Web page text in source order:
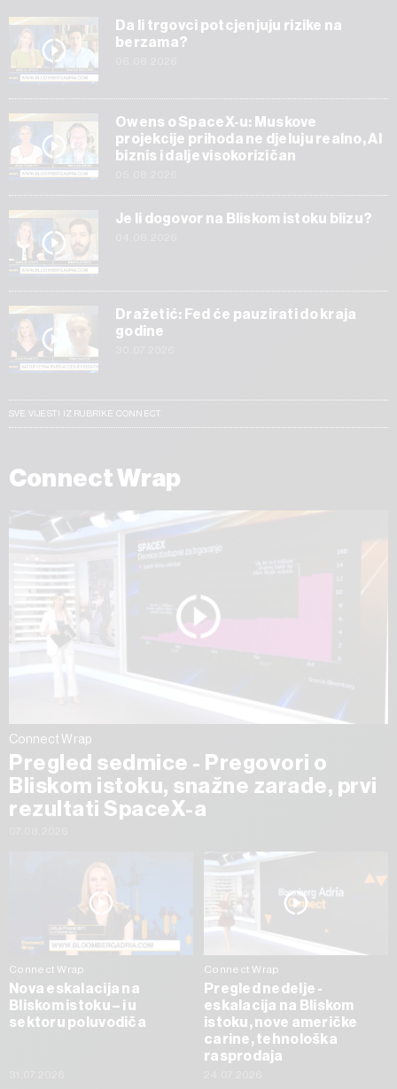
Da li trgovci potcjenjuju rizike na
berzama?
Owens o SpaceX-u: Muskove
projekcije prihoda ne djeluju realno, AI
biznis i dalje visokorizičan
Je li dogovor na Bliskom istoku blizu?
Dražetić: Fed će pauzirati do kraja
godine
SVE VIJESTI IZ RUBRIKE CONNECT
Connect Wrap
Connect Wrap
Pregled sedmice - Pregovori o
Bliskom istoku, snažne zarade, prvi
rezultati SpaceX-a
Connect Wrap
Nova eskalacija na
Bliskom istoku – i u
sektoru poluvodiča
Connect Wrap
Pregled nedelje -
eskalacija na Bliskom
istoku, nove američke
carine, tehnološka
rasprodaja